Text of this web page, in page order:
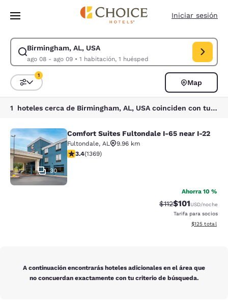
Saltar A Contenido Principal
Iniciar sesión
Birmingham, AL, USA
ago 08 - ago 09• 1 habitación, 1 huésped
Modificar búsqueda para Birmingham, AL, USA. Fecha de entrada ago
Ordenar y filtrar
1
Map
1 hoteles cerca de Birmingham, AL, USA coinciden con tus filtros
Comfort Suites Fultondale I-65
30
Comfort Suites Fultondale I-65 near I-22
Fultondale, AL
9.96 km
Calificación de 3.4 estrellas. Bueno. 1369 reseñas
3.4(1369)
Ahorra 10 %
Tarifa tachada:
$112Tarifa reducida:
$101USD/noche
Tarifa para socios
Ver detalles
$125 total
A continuación encontrarás hoteles adicionales en el área que
no concuerdan exactamente con tu criterio de búsqueda.